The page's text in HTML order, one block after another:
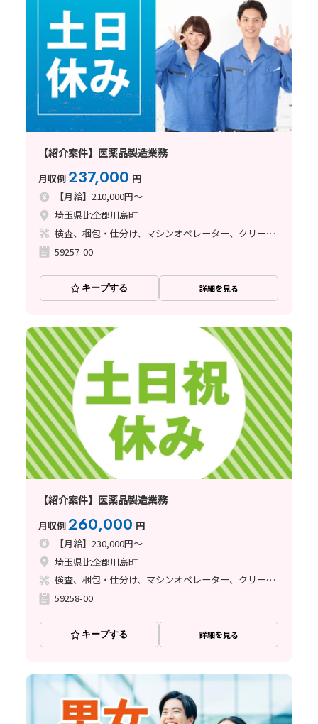
【紹介案件】医薬品製造業務
月収例237,000 円
【月給】210,000円～
埼玉県比企郡川島町
検査、梱包・仕分け、マシンオペレーター、クリーンルーム、ライン作業、その他
59257-00
キープする 詳細を見る
【紹介案件】医薬品製造業務
月収例260,000 円
【月給】230,000円～
埼玉県比企郡川島町
検査、梱包・仕分け、マシンオペレーター、クリーンルーム、ライン作業、その他
59258-00
キープする 詳細を見る